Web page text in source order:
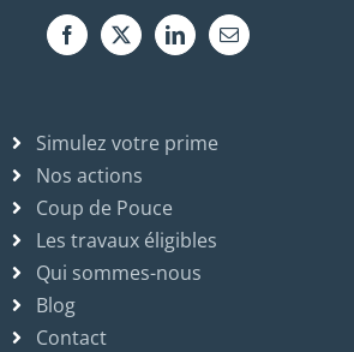
Simulez votre prime
Nos actions
Coup de Pouce
Les travaux éligibles
Qui sommes-nous
Blog
Contact